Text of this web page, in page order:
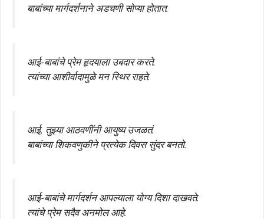
बाबांच्या मार्गदर्शनाने अडचणी सोप्या होतात.
आई-बाबांचे प्रेम हृदयाला उबदार करते.
त्यांच्या आशीर्वादामुळे मन स्थिर राहते.
आई, तुझ्या आठवणींनी आयुष्य उजळतं.
बाबांच्या शिकवणुकीने प्रत्येक दिवस सुंदर बनतो.
आई-बाबांचे मार्गदर्शन आपल्याला योग्य दिशा दाखवते.
त्यांचे प्रेम सदैव अनमोल आहे.